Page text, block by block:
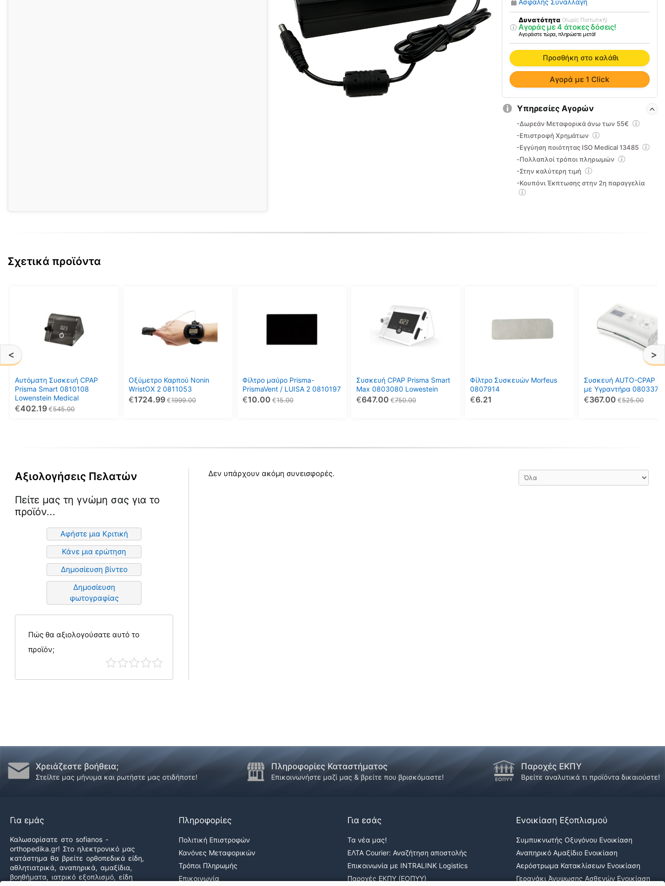
< >
Για
YH-
550
0803372
Yuwell
ποσότητα
Δυνατότητα (Χωρίς Πιστωτική)
Αγοράς με 4 άτοκες δόσεις!
Αγοράστε τώρα, πληρώστε μετά!
Προσθήκη στο καλάθι
Αγορά με 1 Click
Υπηρεσίες Αγορών
-Δωρεάν Μεταφορικά άνω των 55€
-Επιστροφή Χρημάτων
-Εγγύηση ποιότητας ISO Medical 13485
-Πολλαπλοί τρόποι πληρωμών
-Στην καλύτερη τιμή
-Κουπόνι Έκπτωσης στην 2η παραγγελία
Σχετικά προϊόντα
Αυτόματη Συσκευή CPAP
Prisma Smart 0810108
Lowenstein Medical
545.00
€
402.19
€
Οξύμετρο Καρπού Nonin
WristOX 2 0811053
1999.00
€
1724.99
€
Φίλτρο μαύρο Prisma-
PrismaVent / LUISA 2 0810197
15.00
€
10.00
€
Συσκευή CPAP Prisma Smart
Max 0803080 Lowestein
750.00
€
647.00
€
Φίλτρο Συσκευών Morfeus
0807914
6.21
€
Συσκευή AUTO-CPAP
με Υγραντήρα 0803370
525.00
€
367.00
€
Αξιολογήσεις Πελατών
Πείτε μας τη γνώμη σας για το
προϊόν...
Αφήστε μια Κριτική
Κάνε μια ερώτηση
Δημοσίευση βίντεο
Δημοσίευση
φωτογραφίας
Πώς θα αξιολογούσατε αυτό το
προϊόν;
Δεν υπάρχουν ακόμη συνεισφορές.
Χρειάζεστε βοήθεια;
Στείλτε μας μήνυμα και ρωτήστε μας οτιδήποτε!
Πληροφορίες Καταστήματος
Επικοινωνήστε μαζί μας & βρείτε που βρισκόμαστε!
Παροχές ΕΚΠΥ
Βρείτε αναλυτικά τι προϊόντα δικαιούστε!
Για εμάς
Καλωσορίσατε στο sofianos -
orthopedika.gr! Στο ηλεκτρονικό μας
κατάστημα θα βρείτε ορθοπεδικά είδη,
αθλητιατρικά, αναπηρικά, αμαξίδια,
βοηθήματα, ιατρικό εξοπλισμό, είδη
Πληροφορίες
Πολιτική Επιστροφών
Κανόνες Μεταφορικών
Τρόποι Πληρωμής
Επικοινωνία
Για εσάς
Τα νέα μας!
ΕΛΤΑ Courier: Αναζήτηση αποστολής
Επικοινωνία με INTRALINK Logistics
Παροχές ΕΚΠΥ (ΕΟΠΥΥ)
Ενοικίαση Εξοπλισμού
Συμπυκνωτής Οξυγόνου Ενοικίαση
Αναπηρικό Αμαξίδιο Ενοικίαση
Αερόστρωμα Κατακλίσεων Ενοικίαση
Γερανάκι Άνυψωσης Ασθενών Ενοικίαση